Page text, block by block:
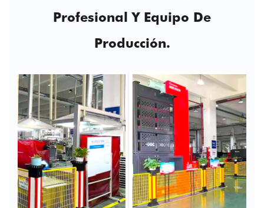
Profesional Y Equipo De
Producción.